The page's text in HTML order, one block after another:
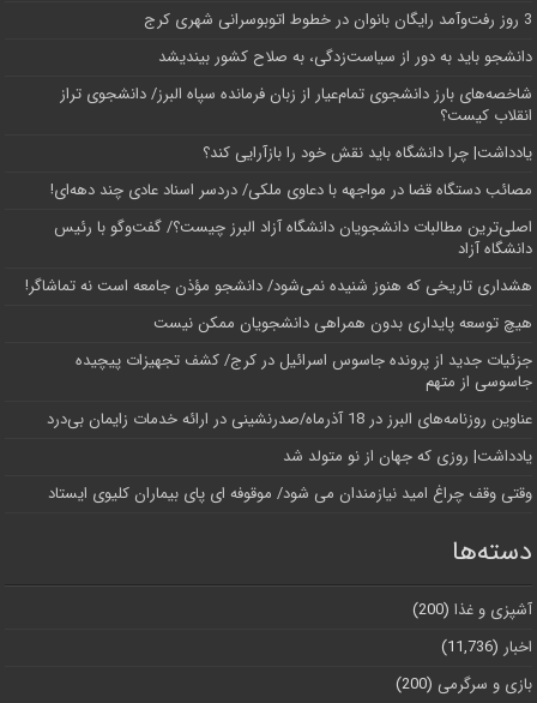
3 روز رفت‌وآمد رایگان بانوان در خطوط اتوبوسرانی شهری کرج
دانشجو باید به دور از سیاست‌زدگی، به صلاح کشور بیندیشد
شاخصه‌های بارز دانشجوی تمام‌عیار از زبان فرمانده سپاه البرز/ دانشجوی تراز
انقلاب کیست؟
یادداشت| چرا دانشگاه باید نقش خود را بازآرایی کند؟
مصائب دستگاه قضا در مواجهه با دعاوی ملکی/ دردسر اسناد عادی چند‌ دهه‌ای!
اصلی‌ترین مطالبات دانشجویان دانشگاه آزاد البرز چیست؟/ گفت‌وگو با رئیس
دانشگاه آز‌اد
هشداری تاریخی که هنوز شنیده نمی‌شود/ دانشجو مؤذن جامعه است نه تماشاگر!
هیچ توسعه پایداری بدون همراهی دانشجویان ممکن نیست
جزئیات جدید از پرونده جاسوس اسرائیل در کرج/‌ کشف تجهیزات پیچیده
جاسوسی از متهم
عناوین روزنامه‌های البرز در ‌18 آذرماه/صدرنشینی در ارائه خدمات زایمان بی‌درد
یادداشت| روزی که جهان از نو متولد شد
وقتی وقف چراغ امید نیازمندان می شود/ موقوفه ای پای بیماران کلیوی ایستاد
دسته‌ها
آشپزی و غذا (200)
اخبار (11,736)
بازی و سرگرمی (200)